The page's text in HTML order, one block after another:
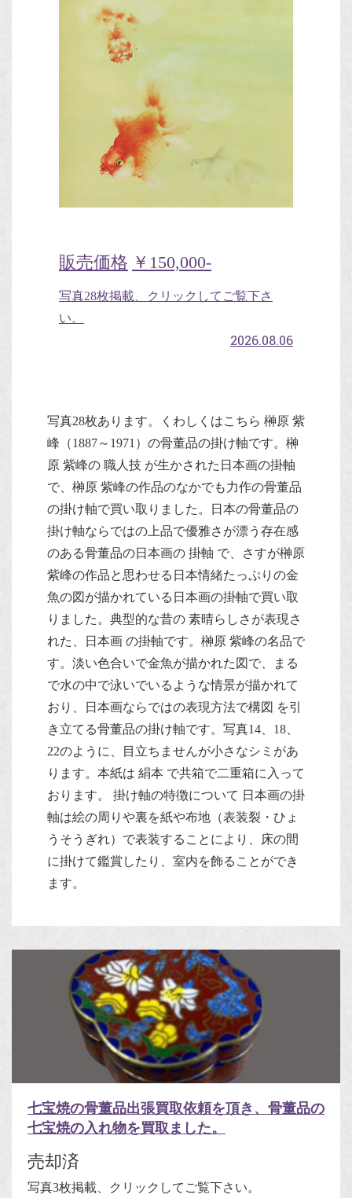
販売価格 ￥150,000-
写真28枚掲載、クリックしてご覧下さ
い。
2026.08.06
写真28枚あります。くわしくはこちら 榊原 紫
峰（1887～1971）の骨董品の掛け軸です。榊
原 紫峰の 職人技 が生かされた日本画の掛軸
で、榊原 紫峰の作品のなかでも力作の骨董品
の掛け軸で買い取りました。日本の骨董品の
掛け軸ならではの上品で優雅さが漂う存在感
のある骨董品の日本画の 掛軸 で、さすが榊原
紫峰の作品と思わせる日本情緒たっぷりの金
魚の図が描かれている日本画の掛軸で買い取
りました。典型的な昔の 素晴らしさが表現さ
れた、日本画 の掛軸です。榊原 紫峰の名品で
す。淡い色合いで金魚が描かれた図で、まる
で水の中で泳いでいるような情景が描かれて
おり、日本画ならではの表現方法で構図 を引
き立てる骨董品の掛け軸です。写真14、18、
22のように、目立ちませんが小さなシミがあ
ります。本紙は 絹本 で共箱で二重箱に入って
おります。 掛け軸の特徴について 日本画の掛
軸は絵の周りや裏を紙や布地（表装裂・ひょ
うそうぎれ）で表装することにより、床の間
に掛けて鑑賞したり、室内を飾ることができ
ます。
七宝焼の骨董品出張買取依頼を頂き、骨董品の
七宝焼の入れ物を買取ました。
売却済
写真3枚掲載、クリックしてご覧下さい。